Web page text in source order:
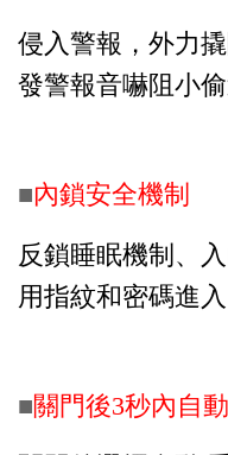
侵入警報，外力
發警報音嚇阻小
■內鎖安全機制
反鎖睡眠機制、
用指紋和密碼進入
■關門後3秒內自